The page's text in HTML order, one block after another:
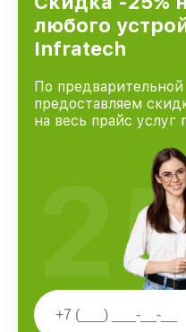
любого
Infratech
По предварительной
предоставляем
на весь прайс услуг